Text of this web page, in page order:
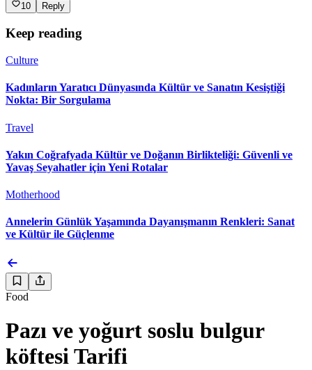
10 Reply
Keep reading
Culture
Kadınların Yaratıcı Dünyasında Kültür ve Sanatın Kesiştiği
Nokta: Bir Sorgulama
Travel
Yakın Coğrafyada Kültür ve Doğanın Birlikteliği: Güvenli ve
Yavaş Seyahatler için Yeni Rotalar
Motherhood
Annelerin Günlük Yaşamında Dayanışmanın Renkleri: Sanat
ve Kültür ile Güçlenme
Food
Pazı ve yoğurt soslu bulgur
köftesi Tarifi